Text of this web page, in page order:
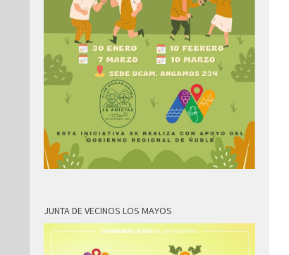
JUNTA DE VECINOS LOS MAYOS